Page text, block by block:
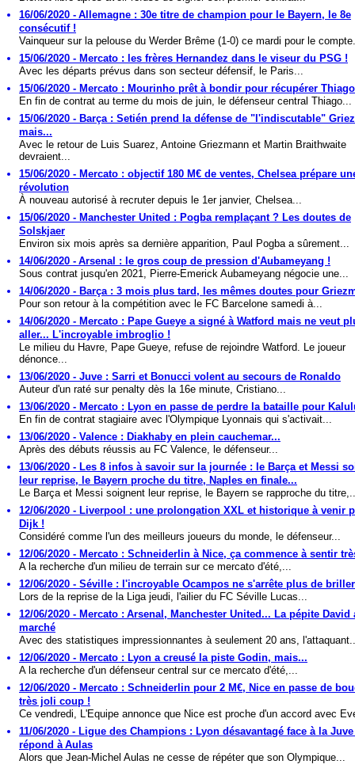
16/06/2020 - Allemagne : 30e titre de champion pour le Bayern, le 8e
consécutif !
Vainqueur sur la pelouse du Werder Brême (1-0) ce mardi pour le
15/06/2020 - Mercato : les frères Hernandez dans le viseur du PSG !
Avec les départs prévus dans son secteur défensif, le Paris...
15/06/2020 - Mercato : Mourinho prêt à bondir pour récupérer
En fin de contrat au terme du mois de juin, le défenseur central Thiago...
15/06/2020 - Barça : Setién prend la défense de "l'indiscutable"
mais...
Avec le retour de Luis Suarez, Antoine Griezmann et Martin Braithwaite
devraient...
15/06/2020 - Mercato : objectif 180 M€ de ventes, Chelsea prépare
révolution
À nouveau autorisé à recruter depuis le 1er janvier, Chelsea...
15/06/2020 - Manchester United : Pogba remplaçant ? Les doutes de
Solskjaer
Environ six mois après sa dernière apparition, Paul Pogba a sûrement...
14/06/2020 - Arsenal : le gros coup de pression d'Aubameyang !
Sous contrat jusqu'en 2021, Pierre-Emerick Aubameyang négocie une...
14/06/2020 - Barça : 3 mois plus tard, les mêmes doutes pour
Pour son retour à la compétition avec le FC Barcelone samedi à...
14/06/2020 - Mercato : Pape Gueye a signé à Watford mais ne veut
aller... L'incroyable imbroglio !
Le milieu du Havre, Pape Gueye, refuse de rejoindre Watford. Le joueur
dénonce...
13/06/2020 - Juve : Sarri et Bonucci volent au secours de Ronaldo
Auteur d'un raté sur penalty dès la 16e minute, Cristiano...
13/06/2020 - Mercato : Lyon en passe de perdre la bataille pour
En fin de contrat stagiaire avec l'Olympique Lyonnais qui s'activait...
13/06/2020 - Valence : Diakhaby en plein cauchemar...
Après des débuts réussis au FC Valence, le défenseur...
13/06/2020 - Les 8 infos à savoir sur la journée : le Barça et Messi
leur reprise, le Bayern proche du titre, Naples en finale...
Le Barça et Messi soignent leur reprise, le Bayern se rapproche du
12/06/2020 - Liverpool : une prolongation XXL et historique à venir
Dijk !
Considéré comme l'un des meilleurs joueurs du monde, le défenseur...
12/06/2020 - Mercato : Schneiderlin à Nice, ça commence à sentir
A la recherche d'un milieu de terrain sur ce mercato d'été,...
12/06/2020 - Séville : l'incroyable Ocampos ne s'arrête plus de
Lors de la reprise de la Liga jeudi, l'ailier du FC Séville Lucas...
12/06/2020 - Mercato : Arsenal, Manchester United... La pépite David
marché
Avec des statistiques impressionnantes à seulement 20 ans,
12/06/2020 - Mercato : Lyon a creusé la piste Godin, mais...
A la recherche d'un défenseur central sur ce mercato d'été,...
12/06/2020 - Mercato : Schneiderlin pour 2 M€, Nice en passe de
très joli coup !
Ce vendredi, L'Equipe annonce que Nice est proche d'un accord avec
11/06/2020 - Ligue des Champions : Lyon désavantagé face à la
répond à Aulas
Alors que Jean-Michel Aulas ne cesse de répéter que son Olympique...